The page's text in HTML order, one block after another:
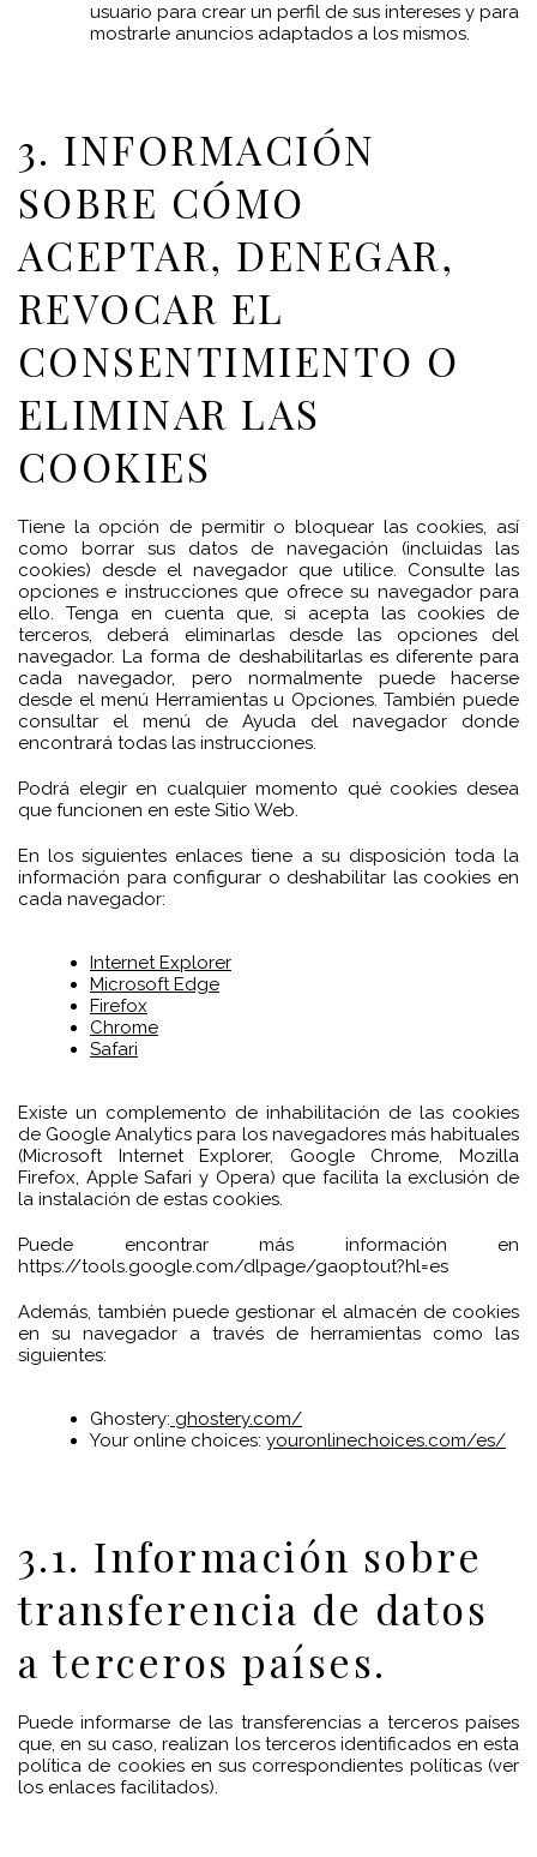
usuario para crear un perfil de sus intereses y para
mostrarle anuncios adaptados a los mismos.
3. INFORMACIÓN
SOBRE CÓMO
ACEPTAR, DENEGAR,
REVOCAR EL
CONSENTIMIENTO O
ELIMINAR LAS
COOKIES
Tiene la opción de permitir o bloquear las cookies, así
como borrar sus datos de navegación (incluidas las
cookies) desde el navegador que utilice. Consulte las
opciones e instrucciones que ofrece su navegador para
ello. Tenga en cuenta que, si acepta las cookies de
terceros, deberá eliminarlas desde las opciones del
navegador. La forma de deshabilitarlas es diferente para
cada navegador, pero normalmente puede hacerse
desde el menú Herramientas u Opciones. También puede
consultar el menú de Ayuda del navegador donde
encontrará todas las instrucciones.
Podrá elegir en cualquier momento qué cookies desea
que funcionen en este Sitio Web.
En los siguientes enlaces tiene a su disposición toda la
información para configurar o deshabilitar las cookies en
cada navegador:
Internet Explorer
Microsoft Edge
Firefox
Chrome
Safari
Existe un complemento de inhabilitación de las cookies
de Google Analytics para los navegadores más habituales
(Microsoft Internet Explorer, Google Chrome, Mozilla
Firefox, Apple Safari y Opera) que facilita la exclusión de
la instalación de estas cookies.
Puede encontrar más información en
https://tools.google.com/dlpage/gaoptout?hl=es
Además, también puede gestionar el almacén de cookies
en su navegador a través de herramientas como las
siguientes:
Ghostery: ghostery.com/
Your online choices: youronlinechoices.com/es/
3.1. Información sobre
transferencia de datos
a terceros países.
Puede informarse de las transferencias a terceros países
que, en su caso, realizan los terceros identificados en esta
política de cookies en sus correspondientes políticas (ver
los enlaces facilitados).